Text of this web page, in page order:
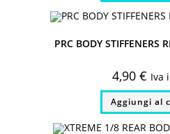
PRC BODY STIFFENERS
4,90 € Iva
Aggiungi al